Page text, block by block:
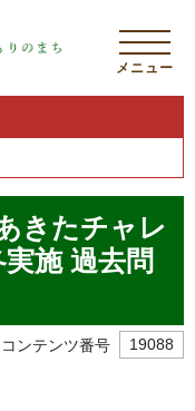
メニュー
きたチャレ
施 過去問
コンテンツ番号 19088